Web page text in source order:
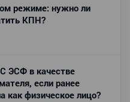
режиме: нужно ли
КПН?
ЭСФ в качестве
если ранее
как физическое лицо?